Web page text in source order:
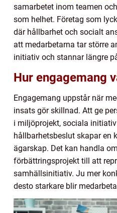
samarbetet inom teamen
som helhet. Företag som
där hållbarhet och socialt
att medarbetarna tar större
initiativ och stannar längre
Hur engagemang
Engagemang uppstår när
insats gör skillnad. Att ge
i miljöprojekt, sociala
hållbarhetsbeslut skapar en
ägarskap. Det kan handla
förbättringsprojekt till att
samhällsinitiativ. Ju mer
desto starkare blir